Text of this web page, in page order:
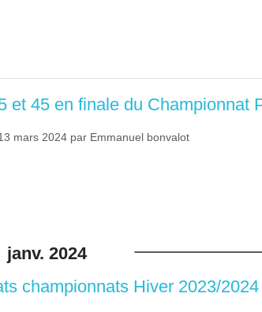
et 45 en finale du Championnat
mars 2024par Emmanuel bonvalot
janv. 2024
championnats Hiver 2023/2024